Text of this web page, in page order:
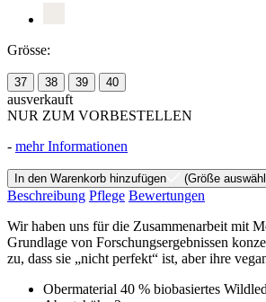
Grösse:
37 38 39 40
ausverkauft
NUR ZUM VORBESTELLEN
- mehr Informationen
In den Warenkorb hinzufügen (Größe
Beschreibung Pflege Bewertungen
Wir haben uns für die Zusammenarbeit mit
Grundlage von Forschungsergebnissen
zu, dass sie „nicht perfekt“ ist, aber ihre
Obermaterial 40 % biobasiertes